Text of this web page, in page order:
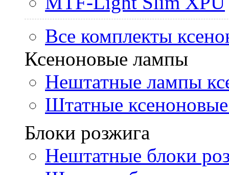
Все комплекты
Ксеноновые лампы
Нештатные лампы
Штатные
Блоки розжига
Нештатные блоки